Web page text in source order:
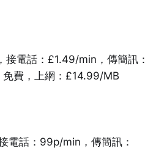
電話：£1.49/min，傳簡訊：
費，上網：£14.99/MB
電話：99p/min，傳簡訊：